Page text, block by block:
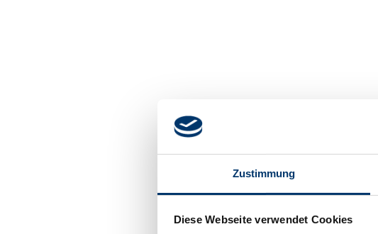
Zustimmung
Diese Webseite verwendet Cookies